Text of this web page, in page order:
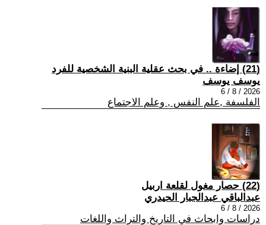
(21) إضاءة .. في بحث عقلية البنية الشخصية للفرد
يوسف يوسف
2026 / 8 / 6
الفلسفة ,علم النفس , وعلم الاجتماع
(22) حصار مغول لقلعة اربيل
عبدالباقي عبدالجبار الحيدري
2026 / 8 / 6
دراسات وابحاث في التاريخ والتراث واللغات